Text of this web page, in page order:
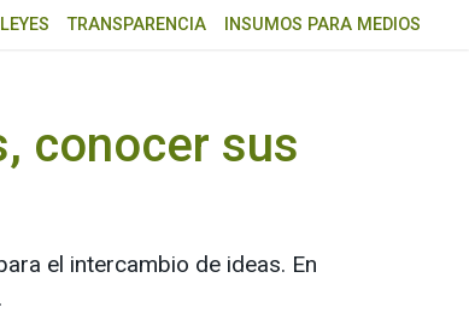
LEYES TRANSPARENCIA INSUMOS PARA MEDIOS
conocer sus
el intercambio de ideas. En